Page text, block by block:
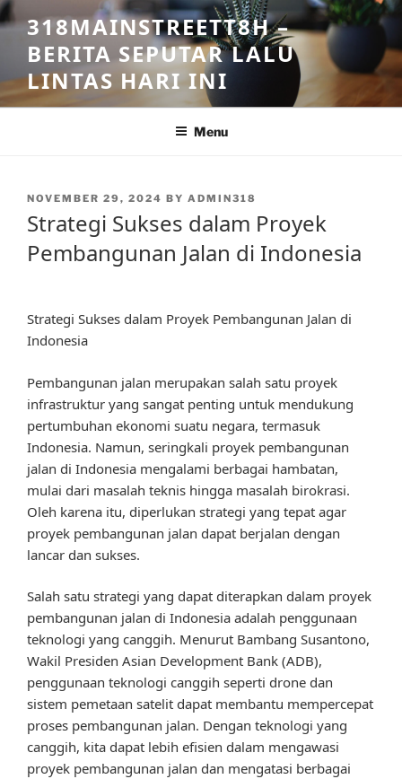
Skip
to
content
318MAINSTREETT8H –
BERITA SEPUTAR LALU
LINTAS HARI INI
Menu
POSTED
NOVEMBER 29, 2024 BY ADMIN318
Strategi Sukses dalam Proyek
Pembangunan Jalan di Indonesia
Strategi Sukses dalam Proyek Pembangunan Jalan di
Indonesia
Pembangunan jalan merupakan salah satu proyek
infrastruktur yang sangat penting untuk mendukung
pertumbuhan ekonomi suatu negara, termasuk
Indonesia. Namun, seringkali proyek pembangunan
jalan di Indonesia mengalami berbagai hambatan,
mulai dari masalah teknis hingga masalah birokrasi.
Oleh karena itu, diperlukan strategi yang tepat agar
proyek pembangunan jalan dapat berjalan dengan
lancar dan sukses.
Salah satu strategi yang dapat diterapkan dalam proyek
pembangunan jalan di Indonesia adalah penggunaan
teknologi yang canggih. Menurut Bambang Susantono,
Wakil Presiden Asian Development Bank (ADB),
penggunaan teknologi canggih seperti drone dan
sistem pemetaan satelit dapat membantu mempercepat
proses pembangunan jalan. Dengan teknologi yang
canggih, kita dapat lebih efisien dalam mengawasi
proyek pembangunan jalan dan mengatasi berbagai